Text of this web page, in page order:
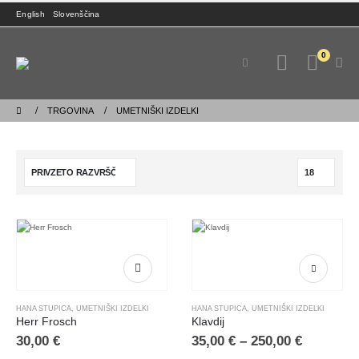
English Slovenščina
0
TRGOVINA UMETNIŠKI IZDELKI
HANA STUPICA UMETNIŠKI IZDELKI
Herr Frosch
30,00 €
Ta
izdelek
več
Možnosti
HANA STUPICA UMETNIŠKI IZDELKI
Klavdij
35,00 € – 250,00 €Cenovni